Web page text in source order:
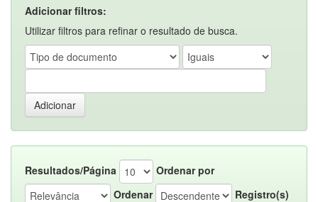
Adicionar filtros:
Utilizar filtros para refinar o resultado de busca.
Resultados/Página
Ordenar por
Ordenar
Registro(s)